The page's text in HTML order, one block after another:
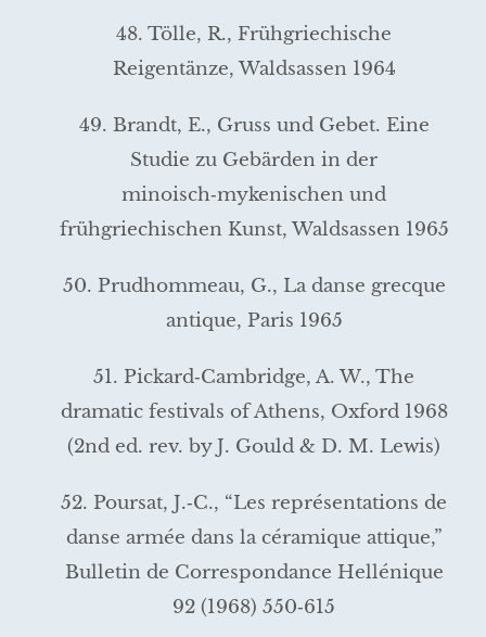
48. Tölle, R., Frühgriechische
Reigentänze, Waldsassen 1964
49. Brandt, E., Gruss und Gebet. Eine
Studie zu Gebärden in der
minoisch‑mykenischen und
frühgriechischen Kunst, Waldsassen 1965
50. Prudhommeau, G., La danse grecque
antique, Paris 1965
51. Pickard‑Cambridge, A. W., The
dramatic festivals of Athens, Oxford 1968
(2nd ed. rev. by J. Gould & D. M. Lewis)
52. Poursat, J.‑C., “Les représentations de
danse armée dans la céramique attique,”
Bulletin de Correspondance Hellénique
92 (1968) 550‑615